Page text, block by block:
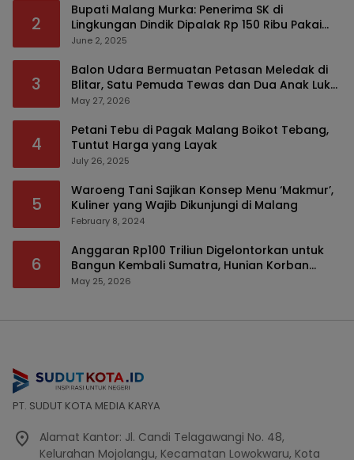
2
Bupati Malang Murka: Penerima SK di
Lingkungan Dindik Dipalak Rp 150 Ribu Pakai
Modus Tumpengan, KPK Turut Pantau
June 2, 2025
3
Balon Udara Bermuatan Petasan Meledak di
Blitar, Satu Pemuda Tewas dan Dua Anak Luka
Serius
May 27, 2026
4
Petani Tebu di Pagak Malang Boikot Tebang,
Tuntut Harga yang Layak
July 26, 2025
5
Waroeng Tani Sajikan Konsep Menu ‘Makmur’,
Kuliner yang Wajib Dikunjungi di Malang
February 8, 2024
6
Anggaran Rp100 Triliun Digelontorkan untuk
Bangun Kembali Sumatra, Hunian Korban
Bencana Bakal Difokuskan
May 25, 2026
PT. SUDUT KOTA MEDIA KARYA
Alamat Kantor: Jl. Candi Telagawangi No. 48,
Kelurahan Mojolangu, Kecamatan Lowokwaru, Kota